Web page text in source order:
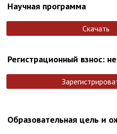
Научная программа
Скачать
Регистрационный взнос:
Образовательная цель и